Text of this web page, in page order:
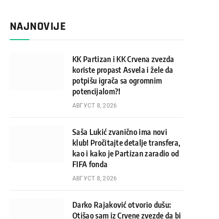
NAJNOVIJE
KK Partizan i KK Crvena zvezda
koriste propast Asvela i žele da
potpišu igrača sa ogromnim
potencijalom?!
АВГУСТ 8, 2026
Saša Lukić zvanično ima novi
klub! Pročitajte detalje transfera,
kao i kako je Partizan zaradio od
FIFA fonda
АВГУСТ 8, 2026
Darko Rajaković otvorio dušu:
Otišao sam iz Crvene zvezde da bi